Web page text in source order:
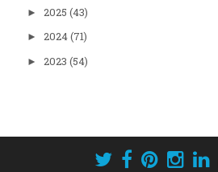
► 2025 (43)
► 2024(71)
► 2023 (54)